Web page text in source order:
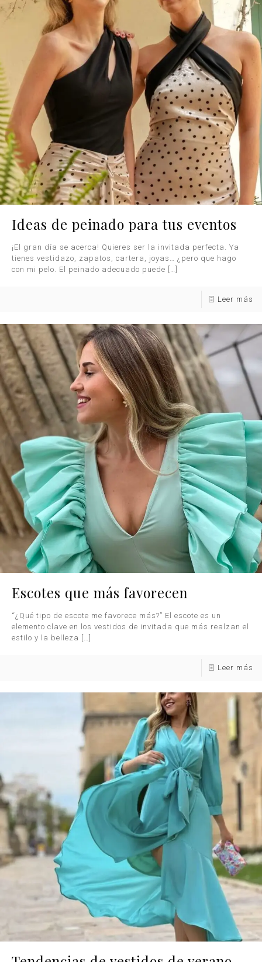
Ideas de peinado para tus eventos
¡El gran día se acerca! Quieres ser la invitada perfecta. Ya
tienes vestidazo, zapatos, cartera, joyas… ¿pero que hago
con mi pelo. El peinado adecuado puede […]
Leer más
Escotes que más favorecen
“¿Qué tipo de escote me favorece más?” El escote es un
elemento clave en los vestidos de invitada que más realzan el
estilo y la belleza
[…]
Leer más